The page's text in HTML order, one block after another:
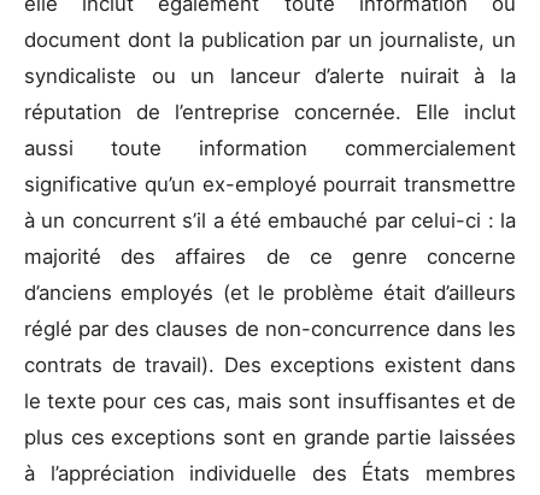
document dont la publication par un journaliste, un
syndicaliste ou un lanceur d’alerte nuirait à la
réputation de l’entreprise concernée. Elle inclut
aussi toute information commercialement
significative qu’un ex-employé pourrait transmettre
à un concurrent s’il a été embauché par celui-ci : la
majorité des affaires de ce genre concerne
d’anciens employés (et le problème était d’ailleurs
réglé par des clauses de non-concurrence dans les
contrats de travail). Des exceptions existent dans
le texte pour ces cas, mais sont insuffisantes et de
plus ces exceptions sont en grande partie laissées
à l’appréciation individuelle des États membres